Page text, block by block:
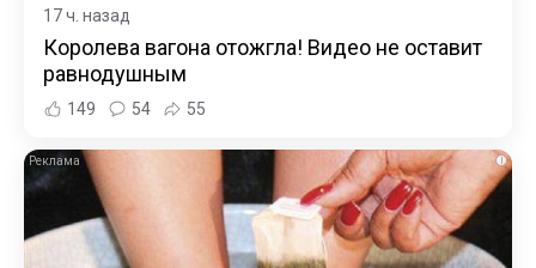
17 ч. назад
Королева вагона отожгла! Видео не оставит
равнодушным
149 54 55
i